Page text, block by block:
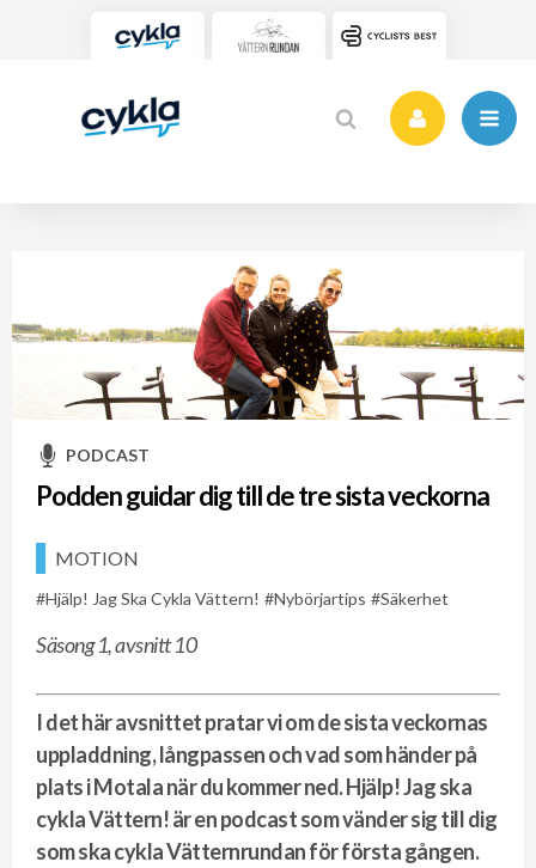
PODCAST
Podden guidar dig till de tre sista veckorna
MOTION
Hjälp! Jag Ska Cykla Vättern! Nybörjartips Säkerhet
Säsong 1, avsnitt 10
I det här avsnittet pratar vi om de sista veckornas
uppladdning, långpassen och vad som händer på
plats i Motala när du kommer ned.Hjälp! Jag ska
cykla Vättern! är en podcast som vänder sig till dig
som ska cykla Vätternrundan för första gången.